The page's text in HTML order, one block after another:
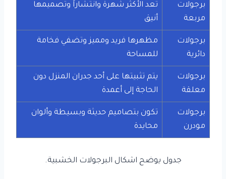
برجولات
مربعة
تعد الأكثر شهرة وانتشاراً وتصميمها
أنيق
برجولات
دائرية
مظهرها فريد ومميز وتضفي فخامة
للمساحة
برجولات
معلقة
يتم تثبيتها على أحد جدران المنزل دون
الحاجة إلى أعمدة
برجولات
مودرن
تكون بتصاميم حديثة وبسيطة وألوان
محايدة
جدول يوضح اشكال البرجولات الخشبية.